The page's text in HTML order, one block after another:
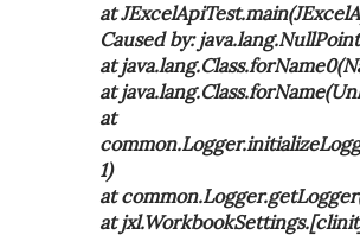
at
Caused by:
at
at
at
1)
at
at